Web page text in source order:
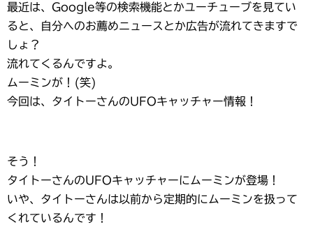
最近は、Google等の検索機能とかユーチューブを見てい
ると、自分へのお薦めニュースとか広告が流れてきますで
しょ？
流れてくるんですよ。
ムーミンが！(笑)
今回は、タイトーさんのUFOキャッチャー情報！
そう！
タイトーさんのUFOキャッチャーにムーミンが登場！
いや、タイトーさんは以前から定期的にムーミンを扱って
くれているんです！